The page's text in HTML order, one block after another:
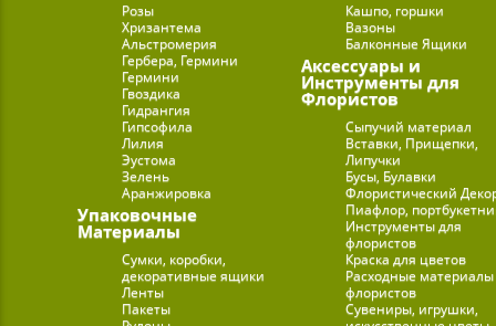
Розы
Хризантема
Альстромерия
Гербера, Гермини
Гермини
Гвоздика
Гидрангия
Гипсофила
Лилия
Эустома
Зелень
Аранжировка
Упаковочные
Материалы
Сумки, коробки,
декоративные ящики
Ленты
Пакеты
Кашпо, горшки
Вазоны
Балконные Ящики
Аксессуары и
Инструменты для
Флористов
Сыпучий материал
Вставки, Прищепки,
Липучки
Бусы, Булавки
Флористический
Пиафлор,
Инструменты для
флористов
Краска для цветов
Расходные
флористов
Сувениры, игрушки,